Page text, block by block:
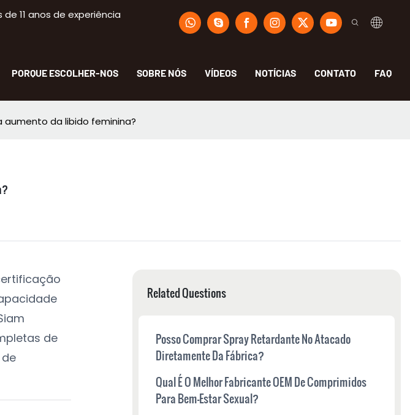
11 anos de experiência
PORQUE ESCOLHER-NOS SOBRE NÓS VÍDEOS NOTÍCIAS CONTATO FAQ
aumento da libido feminina?
de
Related Questions
Posso Comprar Spray Retardante No Atacado
Diretamente Da Fábrica?
Qual É O Melhor Fabricante OEM De Comprimidos
Para Bem-Estar Sexual?